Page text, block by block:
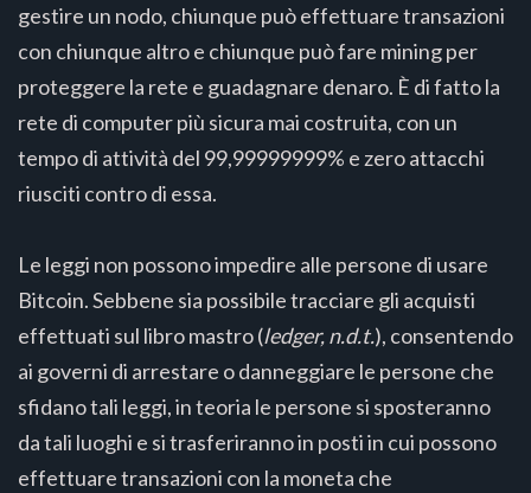
gestire un nodo, chiunque può effettuare transazioni
con chiunque altro e chiunque può fare mining per
proteggere la rete e guadagnare denaro. È di fatto la
rete di computer più sicura mai costruita, con un
tempo di attività del 99,99999999% e zero attacchi
riusciti contro di essa.
Le leggi non possono impedire alle persone di usare
Bitcoin. Sebbene sia possibile tracciare gli acquisti
effettuati sul libro mastro (ledger, n.d.t.), consentendo
ai governi di arrestare o danneggiare le persone che
sfidano tali leggi, in teoria le persone si sposteranno
da tali luoghi e si trasferiranno in posti in cui possono
effettuare transazioni con la moneta che